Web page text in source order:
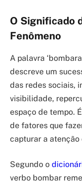
O Significado
Fenômeno
A palavra
descreve um
das redes sociais,
visibilidade,
espaço de tempo.
de fatores que
capturar a atenção
Segundo o
verbo bombar